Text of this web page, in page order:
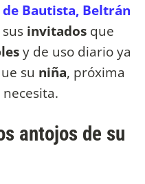
Bautista, Beltrán
invitados que
y de uso diario ya
su niña, próxima
necesita.
antojos de su